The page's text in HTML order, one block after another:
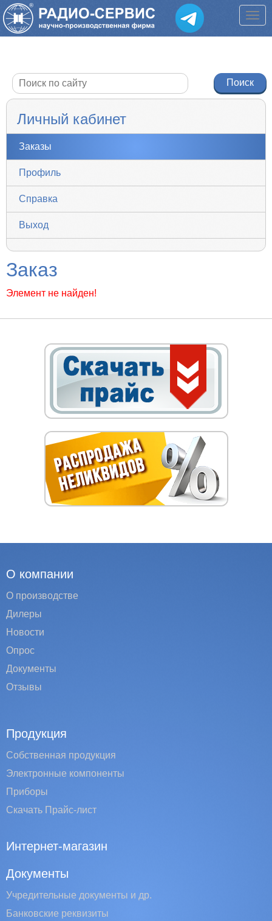
Личный кабинет
Заказы
Профиль
Справка
Выход
Заказ
Элемент не найден!
О компании
О производстве
Дилеры
Новости
Опрос
Документы
Отзывы
Продукция
Собственная продукция
Электронные компоненты
Приборы
Скачать Прайс-лист
Интернет-магазин
Документы
Учредительные документы и др.
Банковские реквизиты